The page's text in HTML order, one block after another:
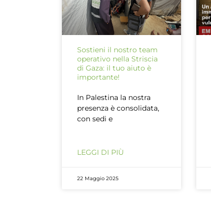
Sostieni il nostro team
operativo nella Striscia
di Gaza: il tuo aiuto è
importante!
In Palestina la nostra
presenza è consolidata,
con sedi e
LEGGI DI PIÙ
22 Maggio 2025